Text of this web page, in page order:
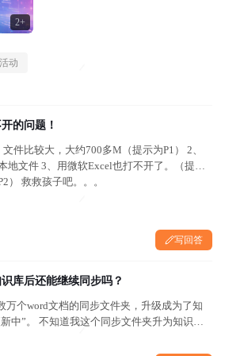
2+
动
的问题！
文件比较大，大约700多M（提示为P1） 2、
地文件 3、用微软Excel也打不开了。（提示
） 救救孩子吧。。。
写回答
库后还能继续同步吗？
万个word文档的同步文件夹，升级成为了知
中”。 不知道我这个同步文件夹升为知识库